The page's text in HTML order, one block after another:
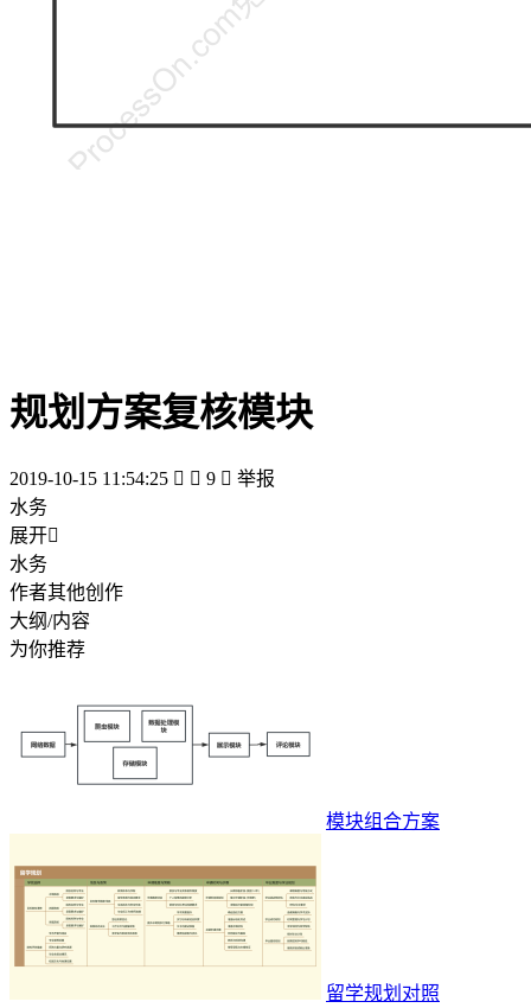
规划方案复核模块
2019-10-15 11:54:25   9  举报
水务
展开
水务
作者其他创作
大纲/内容
为你推荐
模块组合方案
留学规划对照